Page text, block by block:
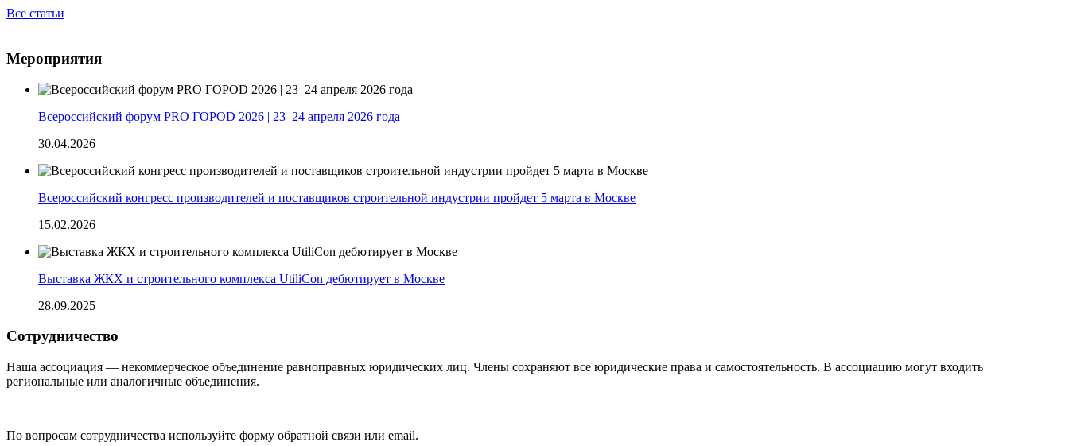
Все статьи
Мероприятия
Всероссийский форум PRO ГОРОD 2026 | 23–24 апреля 2026 года
30.04.2026
Всероссийский конгресс производителей и поставщиков строительной индустрии пройдет 5 марта в Москве
15.02.2026
Выставка ЖКХ и строительного комплекса UtiliCon дебютирует в Москве
28.09.2025
Сотрудничество
Наша ассоциация — некоммерческое объединение равноправных юридических лиц. Члены сохраняют все юридические права и самостоятельность. В ассоциацию могут входить
региональные или аналогичные объединения.
По вопросам сотрудничества используйте форму обратной связи или email.